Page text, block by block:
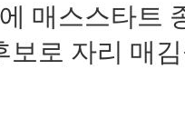
매스스타트
보로 자리 매